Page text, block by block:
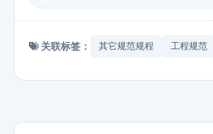
关联标签： 其它规范规程 工程规范